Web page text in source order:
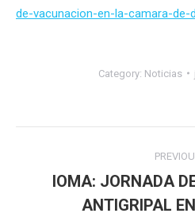
de-vacunacion-en-la-camara-
Category: Noticias
navigation
IOMA: JORNADA
ANTIGRIPAL